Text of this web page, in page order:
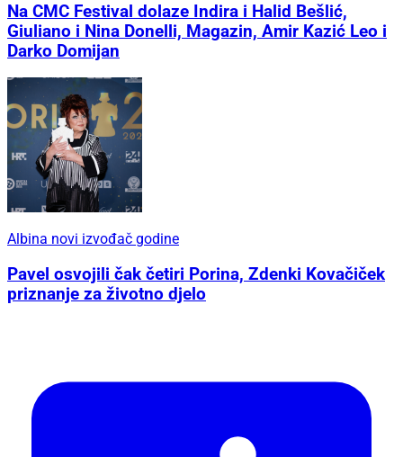
Na CMC Festival dolaze Indira i Halid Bešlić,
Giuliano i Nina Donelli, Magazin, Amir Kazić Leo i
Darko Domijan
Albina novi izvođač godine
Pavel osvojili čak četiri Porina, Zdenki Kovačiček
priznanje za životno djelo